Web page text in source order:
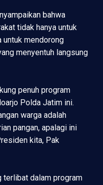
bahwa
tidak hanya untuk
untuk mendorong
menyentuh langsung
penuh program
Polda Jatim ini.
warga adalah
pangan, apalagi ini
kita, Pak
terlibat dalam program